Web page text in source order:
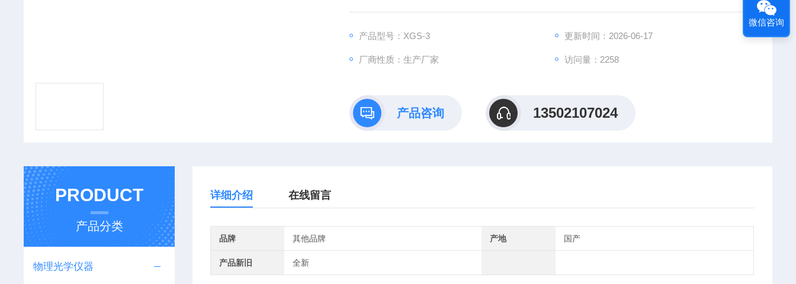
产品型号：XGS-3
更新时间：2026-06-17
厂商性质：生产厂家 访问量：2258
产品咨询 13502107024
PRODUCT
产品分类
物理光学仪器
详细介绍 在线留言
品牌 其他品牌 产地 国产
产品新旧 全新
微信咨询